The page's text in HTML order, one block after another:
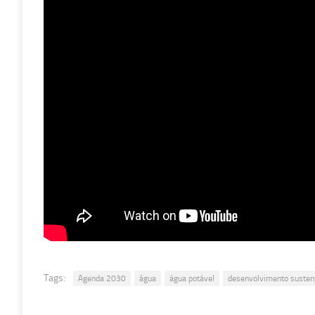
Tags: Agenda 2030 água água potável desenvolvimento